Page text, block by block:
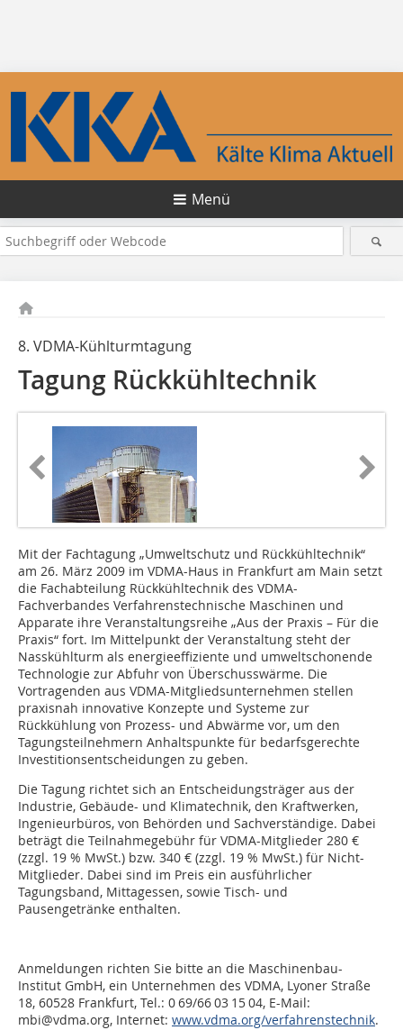
Menü
8. VDMA-Kühlturmtagung
Tagung Rückkühltechnik
Mit der Fachtagung „Umweltschutz und Rückkühltechnik“
am 26. März 2009 im VDMA-Haus in Frankfurt am Main setzt
die Fachabteilung Rückkühltechnik des VDMA-
Fachverbandes Verfahrenstechnische Maschinen und
Apparate ihre Veranstaltungsreihe „Aus der Praxis – Für die
Praxis“ fort. Im Mittelpunkt der Veranstaltung steht der
Nasskühlturm als energieeffiziente und umweltschonende
Technologie zur Abfuhr von Überschusswärme. Die
Vortragenden aus VDMA-Mitgliedsunternehmen stellen
praxisnah innovative Konzepte und Systeme zur
Rückkühlung von Prozess- und Abwärme vor, um den
Tagungsteilnehmern Anhaltspunkte für bedarfsgerechte
Investitionsentscheidungen zu geben.
Die Tagung richtet sich an Entscheidungsträger aus der
Industrie, Gebäude- und Klimatechnik, den Kraftwerken,
Ingenieurbüros, von Behörden und Sachverständige. Dabei
beträgt die Teilnahmegebühr für VDMA-Mitglieder 280 €
(zzgl. 19 % MwSt.) bzw. 340 € (zzgl. 19 % MwSt.) für Nicht-
Mitglieder. Dabei sind im Preis ein ausführlicher
Tagungsband, Mittagessen, sowie Tisch- und
Pausengetränke enthalten.
Anmeldungen richten Sie bitte an die Maschinenbau-
Institut GmbH, ein Unternehmen des VDMA, Lyoner Straße
18, 60528 Frankfurt, Tel.: 0 69/66 03 15 04, E-Mail:
mbi@vdma.org, Internet: www.vdma.org/verfahrenstechnik.